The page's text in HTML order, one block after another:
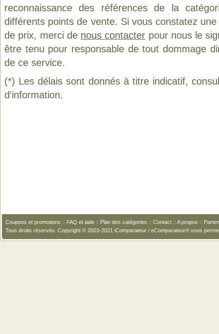
reconnaissance des références de la
différents points de vente. Si vous constatez
de prix, merci de nous contacter pour nous le
être tenu pour responsable de tout dommage
de ce service.
(*) Les délais sont donnés à titre indicatif,
d'information.
Coupons et promotions :: FAQ et aide :: Plan des catégories :: Contact :: A propos ::
Tous droits réservés. Copyright © 2003-2021 iComparateur / eComparateur® vous